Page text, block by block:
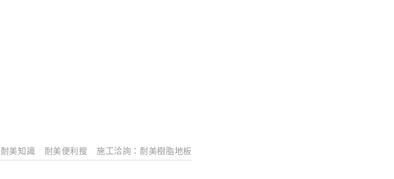
耐美知識 耐美便利搜 施工洽詢：耐美樹脂地板